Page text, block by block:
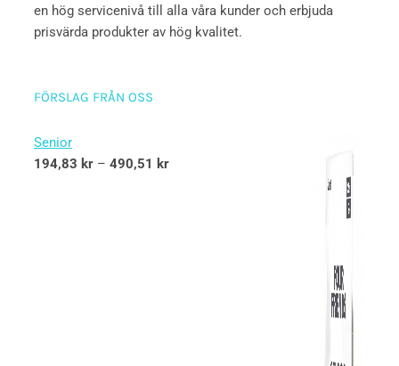
en hög servicenivå till alla våra kunder och erbjuda
prisvärda produkter av hög kvalitet.
FÖRSLAG FRÅN OSS
Senior
194,83 kr – 490,51 kr